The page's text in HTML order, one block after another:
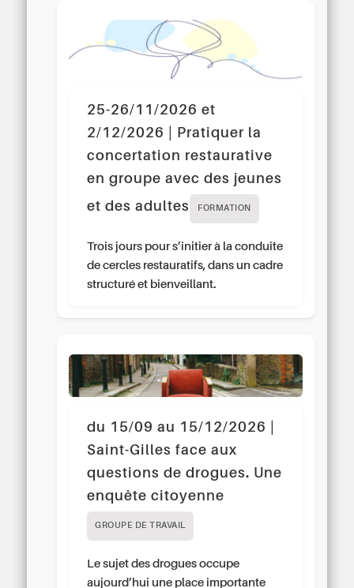
25-26/11/2026 et
2/12/2026 | Pratiquer la
concertation restaurative
en groupe avec des jeunes
et des adultes
FORMATION
Trois jours pour s’initier à la conduite
de cercles restauratifs, dans un cadre
structuré et bienveillant.
du 15/09 au 15/12/2026 |
Saint-Gilles face aux
questions de drogues. Une
enquête citoyenne
GROUPE DE TRAVAIL
Le sujet des drogues occupe
aujourd’hui une place importante